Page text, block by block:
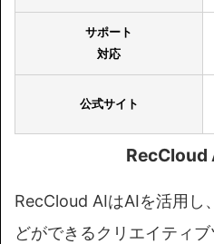
サポート
対応
公式サイト
RecCloud
RecCloud AIはAIを活用し、
どができるクリエイティブ